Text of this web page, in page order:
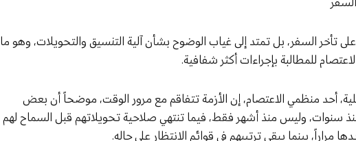
تأخر السفر، بل تمتد إلى غياب الوضوح بشأن آلية التنسيق والتحويلات، وهو ما
للمطالبة بإجراءات أكثر شفافية.
أحد منظمي الاعتصام، إن الأزمة تتفاقم مع مرور الوقت، موضحاً أن بعض
سنوات، وليس منذ أشهر فقط، فيما تنتهي صلاحية تحويلاتهم قبل السماح لهم
مراراً، بينما يبقى ترتيبهم في قوائم الانتظار على حاله.